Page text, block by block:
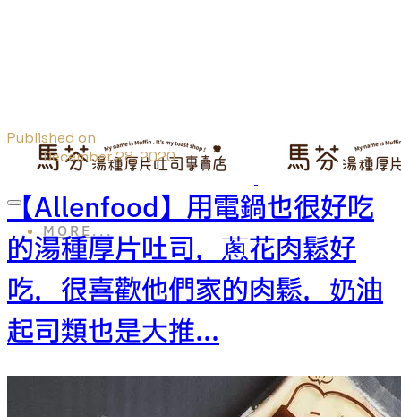
MORE...
Published on
December 28, 2020
【Allenfood】用電鍋也很好吃
的湯種厚片吐司，蔥花肉鬆好
吃，很喜歡他們家的肉鬆，奶油
起司類也是大推...